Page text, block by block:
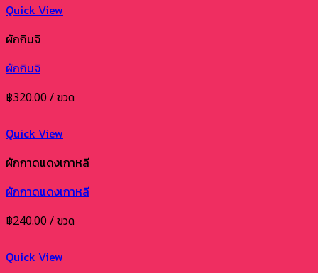
Quick View
ผักกิมจิ
ผักกิมจิ
฿320.00/ ขวด
Quick View
ผักกาดแดงเกาหลี
ผักกาดแดงเกาหลี
฿240.00/ ขวด
Quick View